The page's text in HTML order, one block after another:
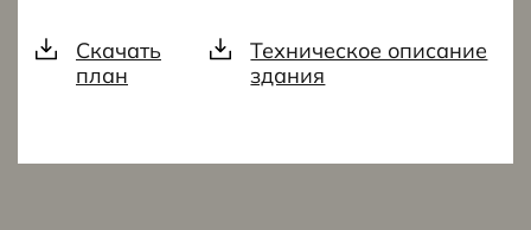
Скачать
план
Техническое описание
здания